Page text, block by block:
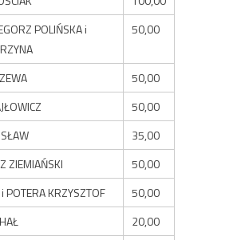
POLIŃSKA i
50,00
50,00
50,00
35,00
ZIEMIAŃSKI
50,00
POTERA KRZYSZTOF
50,00
20,00